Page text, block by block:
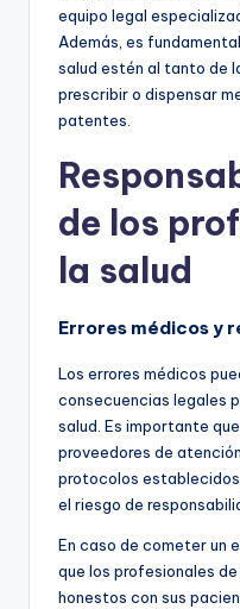
equipo legal
Además, es
salud estén al tanto de
prescribir o dispensar
patentes.
de los
la salud
Errores médicos y
Los errores médicos
consecuencias legales
salud. Es importante
proveedores de
protocolos
el riesgo de
En caso de cometer un
que los profesionales
honestos con sus